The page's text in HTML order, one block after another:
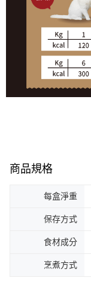
商品規格
每盒淨重
保存方式
食材成分
烹煮方式